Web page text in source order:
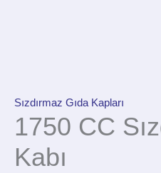
Sızdırmaz Gıda Kapları
1750 CC
Kabı